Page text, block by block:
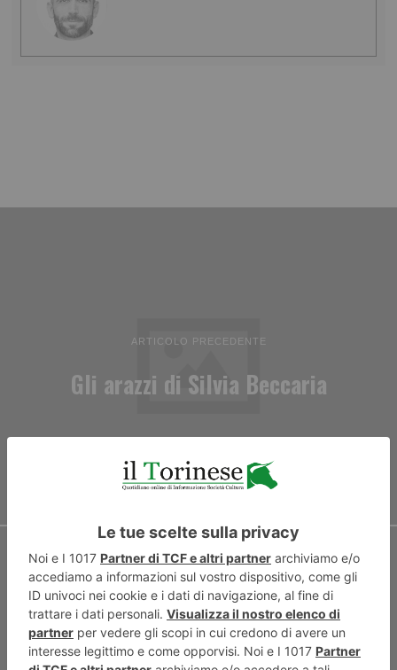
ARTICOLO PRECEDENTE
Gli arazzi di Silvia Beccaria
ARTICOLO SUCCESSIVO